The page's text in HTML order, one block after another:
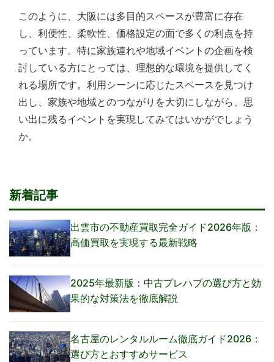
このように、大阪には多目的スペースが豊富に存在
し、利便性、柔軟性、価格設定の面で多くの利点を持
っています。特に家族連れや地域イベントの企画を検
討している方にとっては、理想的な環境を提供してく
れる場所です。利用シーンに応じたスペースを見つけ
出し、家族や地域とのつながりを大切にしながら、思
い出に残るイベントを実現してみてはいかがでしょう
か。
新着記事
出雲市の不動産買取完全ガイド2026年版：
高価買取を実現する最新戦略
2025年最新版：中古プレハブの選び方と効
果的な対策法を徹底解説
名古屋のレンタルルーム徹底ガイド2026：
選び方とおすすめサービス